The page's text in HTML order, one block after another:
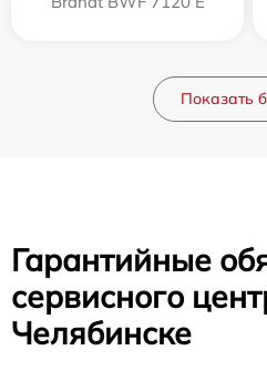
Показать
Гарантийные
сервисного
Челябинске